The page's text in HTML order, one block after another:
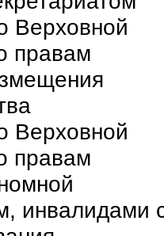
Верховной
правам
Верховной
правам
инвалидами